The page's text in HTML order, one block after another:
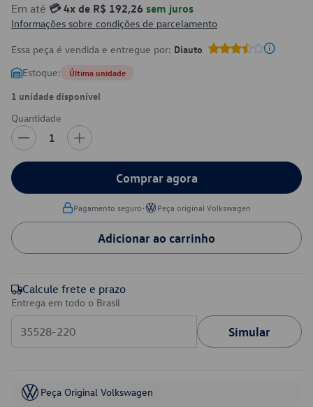
Em até 💳 4x de R$ 192,26 sem juros
Informações sobre condições de parcelamento
Essa peça é vendida e entregue por: Diauto
Estoque: Última unidade
1 unidade disponível
Quantidade
1
Comprar agora
Pagamento seguro• Peça original Volkswagen
Adicionar ao carrinho
Calcule frete e prazo
Entrega em todo o Brasil
Simular
Peça Original Volkswagen